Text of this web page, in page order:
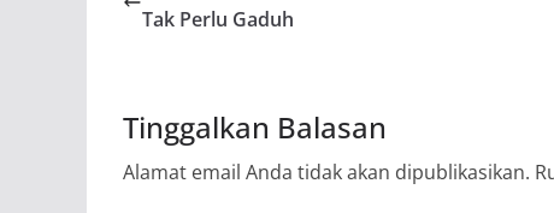
Tak Perlu Gaduh
Tinggalkan Balasan
Alamat email Anda tidak akan dipublikasikan.